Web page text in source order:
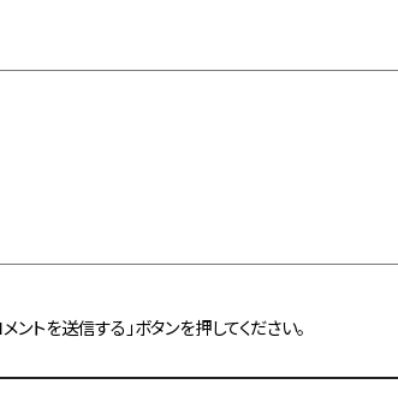
トを送信する」ボタンを押してください。